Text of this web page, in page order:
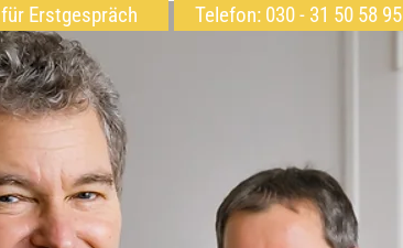
Erstgespräch Telefon: 030 - 31 50 58 95